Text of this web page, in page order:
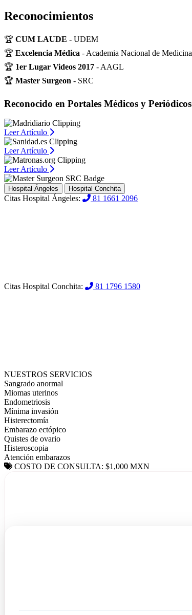
Reconocimientos
🏆 CUM LAUDE - UDEM
🏆 Excelencia Médica - Academia Nacional de Medicina
🏆 1er Lugar Videos 2017 - AAGL
🏆 Master Surgeon - SRC
Reconocido en Portales Médicos y Periódicos
Leer Artículo
Leer Artículo
Leer Artículo
Hospital Ángeles Hospital Conchita
Citas Hospital Ángeles: 81 1661 2096
Citas Hospital Conchita: 81 1796 1580
NUESTROS SERVICIOS
Sangrado anormal
Miomas uterinos
Endometriosis
Mínima invasión
Histerectomía
Embarazo ectópico
Quistes de ovario
Histeroscopia
Atención embarazos
COSTO DE CONSULTA: $1,000 MXN